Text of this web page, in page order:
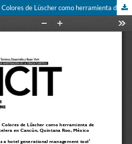
Aplicación de la prueba de Colores de Lüscher como herramienta de gestión generacional hotelera en Cancún, Quintana Roo, México